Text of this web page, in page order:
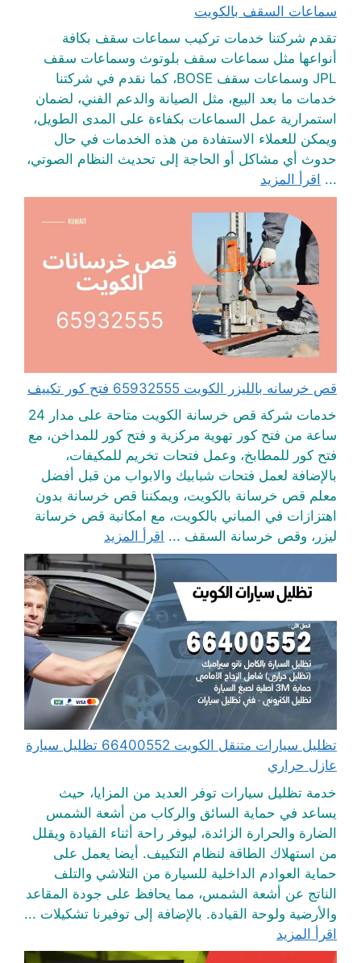
سماعات السقف بالكويت
تقدم شركتنا خدمات تركيب سماعات سقف بكافة
أنواعها مثل سماعات سقف بلوتوث وسماعات سقف
JPL وسماعات سقف BOSE، كما نقدم في شركتنا
خدمات ما بعد البيع، مثل الصيانة والدعم الفني، لضمان
استمرارية عمل السماعات بكفاءة على المدى الطويل،
ويمكن للعملاء الاستفادة من هذه الخدمات في حال
حدوث أي مشاكل أو الحاجة إلى تحديث النظام الصوتي،
... اقرأ المزيد
قص خرسانه بالليزر الكويت 65932555 فتح كور تكييف
خدمات شركة قص خرسانة الكويت متاحة على مدار 24
ساعة من فتح كور تهوية مركزية و فتح كور للمداخن، مع
فتح كور للمطابخ، وعمل فتحات تخريم للمكيفات،
بالإضافة لعمل فتحات شبابيك والابواب من قبل أفضل
معلم قص خرسانة بالكويت، ويمكننا قص خرسانة بدون
اهتزازات في المباني بالكويت، مع امكانية قص خرسانة
ليزر، وقص خرسانة السقف ... اقرأ المزيد
تظليل سيارات متنقل الكويت 66400552 تظليل سيارة
عازل حراري
خدمة تظليل سيارات توفر العديد من المزايا، حيث
يساعد في حماية السائق والركاب من أشعة الشمس
الضارة والحرارة الزائدة، ليوفر راحة أثناء القيادة ويقلل
من استهلاك الطاقة لنظام التكييف. أيضا يعمل على
حماية العوادم الداخلية للسيارة من التلاشي والتلف
الناتج عن أشعة الشمس، مما يحافظ على جودة المقاعد
والأرضية ولوحة القيادة. بالإضافة إلى توفيرنا تشكيلات ...
اقرأ المزيد